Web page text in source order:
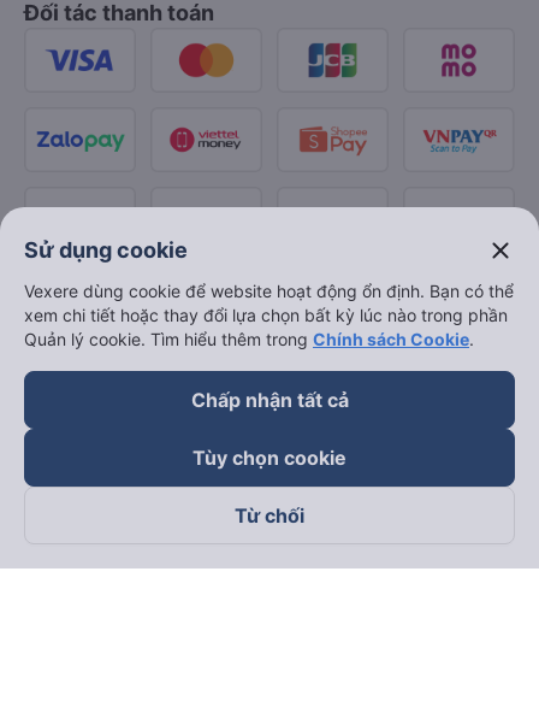
Đối tác thanh toán
Theo dõi chúng tôi trên
Sử dụng cookie close
Vexere dùng cookie để website hoạt động ổn định. Bạn có thể
xem chi tiết hoặc thay đổi lựa chọn bất kỳ lúc nào trong phần
Quản lý cookie. Tìm hiểu thêm trong Chính sách Cookie.
Chấp nhận tất cả
Tùy chọn cookie
Từ chối